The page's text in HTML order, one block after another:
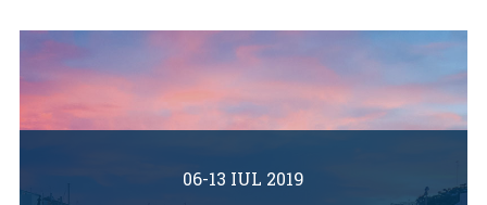
06-13 IUL 2019